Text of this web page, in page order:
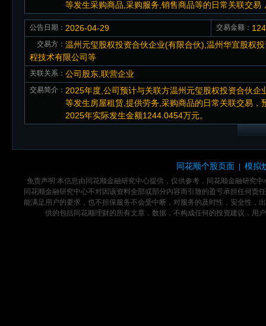
等发生采购商品,采购服务,销售商品等的日常关联交
公告日期： 2026-04-29 交易金额：
交易方： 温州元玺股权投资合伙企业(有限合伙),温州华宜股权
程技术有限公司等
关联关系： 公司股东,联营企业
交易简介： 2025年度,公司预计与关联方温州元玺股权投资合伙
等发生房屋租赁,提供劳务,采购商品的日常关联交易
2025年实际发生金额1244.0454万元。
同花顺个股页面 模拟
免责声明:本信息由同花顺金融研究中心提供，仅供参考，同花顺金融研究
同花顺金融研究中心不对因该资料全部或部分内容而引致的盈亏承担任何
能满足用户的要求，也不担保服务不会受中断，对服务的及时性，安全性，
供的包括同花顺理财的所有文章，数据，不构成任何的投资建议，用